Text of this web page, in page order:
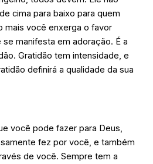
cima para baixo para quem
mais você enxerga o favor
manifesta em adoração. É a
Gratidão tem intensidade, e
definirá a qualidade da sua
você pode fazer para Deus,
fez por você, e também
de você. Sempre tem a